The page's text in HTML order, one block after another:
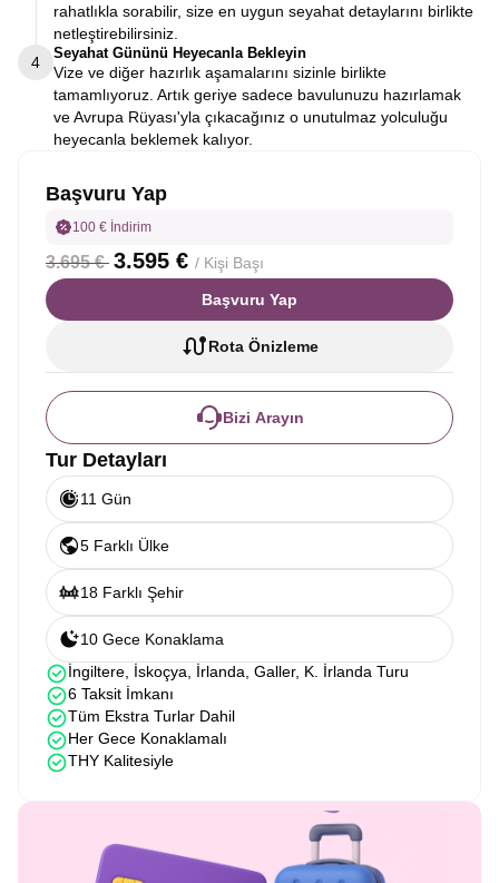
rahatlıkla sorabilir, size en uygun seyahat detaylarını birlikte
netleştirebilirsiniz.
4
Seyahat Gününü Heyecanla Bekleyin
Vize ve diğer hazırlık aşamalarını sizinle birlikte
tamamlıyoruz. Artık geriye sadece bavulunuzu hazırlamak
ve Avrupa Rüyası'yla çıkacağınız o unutulmaz yolculuğu
heyecanla beklemek kalıyor.
Başvuru Yap
100 € İndirim
3.695 € 3.595 € / Kişi Başı
Başvuru Yap
Rota Önizleme
Bizi Arayın
Tur Detayları
11 Gün
5 Farklı Ülke
18 Farklı Şehir
10 Gece Konaklama
İngiltere, İskoçya, İrlanda, Galler, K. İrlanda Turu
6 Taksit İmkanı
Tüm Ekstra Turlar Dahil
Her Gece Konaklamalı
THY Kalitesiyle